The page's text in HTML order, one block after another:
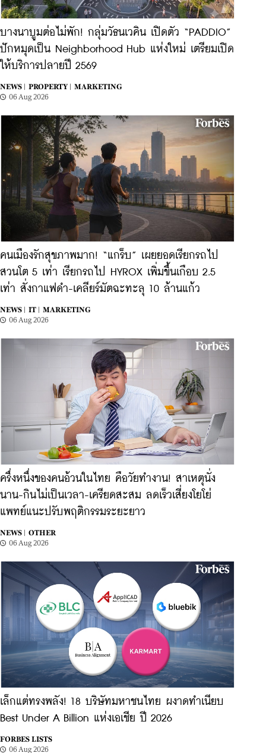
บางนาบูมต่อไม่พัก! กลุ่มวัธนเวคิน เปิดตัว “PADDIO”
ปักหมุดเป็น Neighborhood Hub แห่งใหม่ เตรียมเปิด
ให้บริการปลายปี 2569
NEWS | PROPERTY |
MARKETING
06 Aug 2026
คนเมืองรักสุขภาพมาก! “แกร็บ” เผยยอดเรียกรถไป
สวนโต 5 เท่า เรียกรถไป HYROX เพิ่มขึ้นเกือบ 2.5
เท่า สั่งกาแฟดำ-เคลียร์มัตฉะทะลุ 10 ล้านแก้ว
NEWS | IT |
MARKETING
06 Aug 2026
ครึ่งหนึ่งของคนอ้วนในไทย คือวัยทำงาน! สาเหตุนั่ง
นาน-กินไม่เป็นเวลา-เครียดสะสม ลดเร็วเสี่ยงโยโย่
แพทย์แนะปรับพฤติกรรมระยะยาว
NEWS |
OTHER
06 Aug 2026
เล็กแต่ทรงพลัง! 18 บริษัทมหาชนไทย ผงาดทำเนียบ
Best Under A Billion แห่งเอเชีย ปี 2026
FORBES LISTS
06 Aug 2026